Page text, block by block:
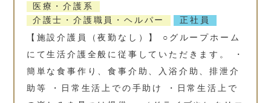
医療・介護系
介護士・介護職員・ヘルパー
正社員
【施設介護員（夜勤なし）】 ○グループホーム
にて生活介護全般に従事していただきます。 ・
簡単な食事作り、食事介助、入浴介助、排泄介
助等 ・日常生活上での手助け ・日常生活上で